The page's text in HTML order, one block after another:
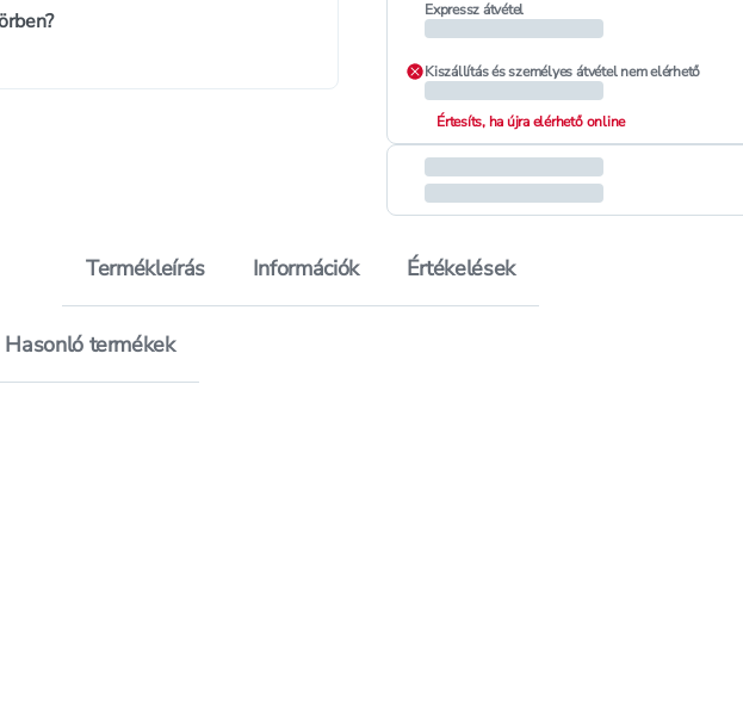
Expressz átvétel
Kiszállítás és személyes átvétel nem elérhető
Értesíts, ha újra elérhető online
Termékleírás Információk Értékelések
Hasonló termékek